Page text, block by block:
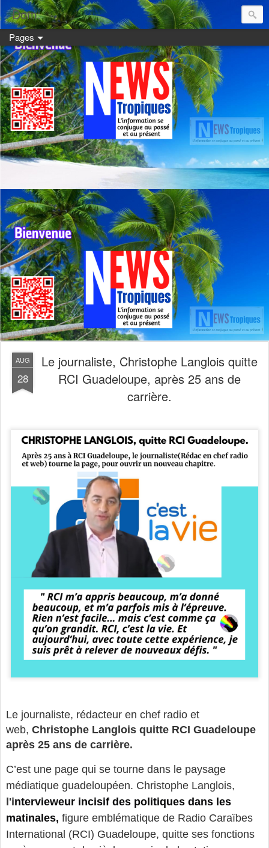
Dom:
Pages
AUG
28
Le journaliste, Christophe Langlois quitte
RCI Guadeloupe, après 25 ans de
carrière.
Le journaliste, rédacteur en chef radio et
web, Christophe Langlois quitte RCI Guadeloupe
après 25 ans de carrière.
C’est une page qui se tourne dans le paysage
médiatique guadeloupéen. Christophe Langlois,
l'intervieweur incisif des politiques dans les
matinales, figure emblématique de Radio Caraïbes
International (RCI) Guadeloupe, quitte ses fonctions